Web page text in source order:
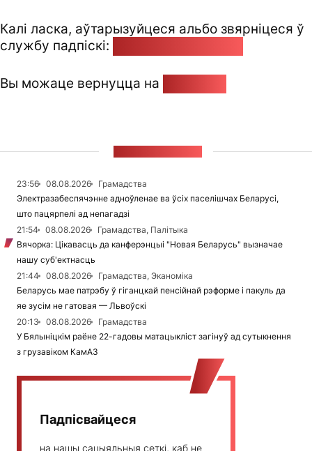
Калі ласка, аўтарызуйцеся альбо звярніцеся ў
службу падпіскі:
Вы можаце вернуцца на
23:56 08.08.2026
Грамадства
Электразабеспячэнне адноўленае ва ўсіх паселішчах Беларусі,
што пацярпелі ад непагадзі
21:54
08.08.2026
Грамадства, Палітыка
Вячорка: Цікавасць да канферэнцыі "Новая Беларусь" вызначае
нашу суб'ектнасць
21:44
08.08.2026
Грамадства, Эканоміка
Беларусь мае патрэбу ў гіганцкай пенсійнай рэформе і пакуль да
яе зусім не гатовая — Львоўскі
20:13
08.08.2026
Грамадства
У Бялыніцкім раёне 22-гадовы матацыкліст загінуў ад сутыкнення
з грузавіком КамАЗ
Падпісвайцеся
на нашы сацыяльныя сеткі, каб не